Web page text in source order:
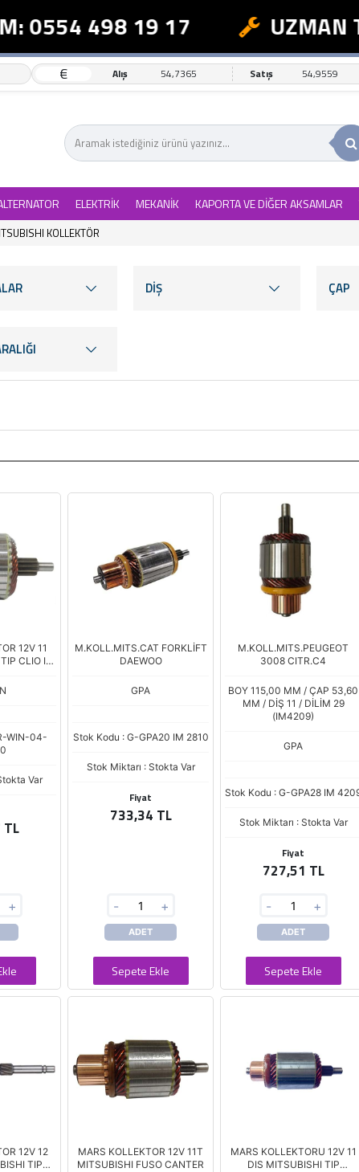
498 19 17 UZMAN
€ Alış 54,7365 Satış 54,9559
ELEKTRİK MEKANİK KAPORTA VE DİĞER AKSAMLAR
KOLLEKTÖR
DİŞ ÇAP
12V 11
CLIO IV
CAP.54
WIN-04-
Var
+
M.KOLL.MITS.CAT FORKLİFT
DAEWOO
GPA
Stok Kodu : G-GPA20 IM 2810
Stok Miktarı : Stokta Var
Fiyat
733,34 TL
- +
ADET
Sepete Ekle
M.KOLL.MITS.PEUGEOT
3008 CITR.C4
BOY 115,00 MM / ÇAP 53,60
MM / DİŞ 11 / DİLİM 29
(IM4209)
GPA
Stok Kodu : G-GPA28 IM
Stok Miktarı : Stokta Var
Fiyat
727,51 TL
- +
ADET
Sepete Ekle
12V 12
TIP
MARS KOLLEKTOR 12V 11T
MITSUBISHI FUSO CANTER
MARS KOLLEKTORU 12V 11
DIS MITSUBISHI TIP